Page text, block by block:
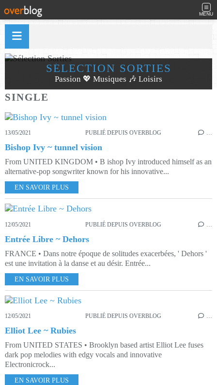
MENU
SÉLECTION SORTIES
Passion 💖 Musiques 🎶 Loisirs
SINGLE
13/05/2021 PUBLIÉ DEPUIS OVERBLOG …
Bishop Ivy ~ tunnel vision
From UNITED KINGDOM • B ishop Ivy introduced himself as an
alternative-pop songwriter known for his innovative...
EN SAVOIR PLUS
12/05/2021 PUBLIÉ DEPUIS OVERBLOG
Entrée Libre ~ Dehors
FRANCE • Dans notre époque de solitudes exacerbées, ' Dehors '
est une invitation à la danse et au désir. Entrée...
EN SAVOIR PLUS
12/05/2021 PUBLIÉ DEPUIS OVERBLOG …
Elliot Lee ~ Rubies
From UNITED STATES • Brooklyn based artist Elliot Lee fuses
dark pop melodies with edgy vocals and innovative
Electronicrock...
EN SAVOIR PLUS